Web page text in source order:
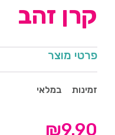
קרן זהב
פרטי מוצר
זמינות במלאי
₪9.90